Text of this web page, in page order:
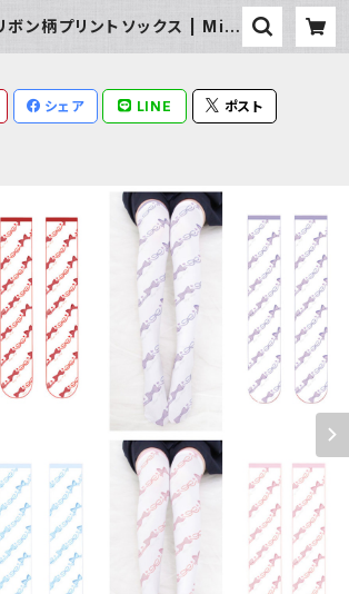
ボン柄プリントソックス | Milk
シェア LINE ポスト